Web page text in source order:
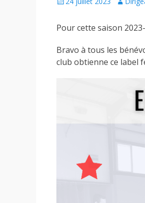
Pour cette saison
Bravo à tous les
club obtienne ce label